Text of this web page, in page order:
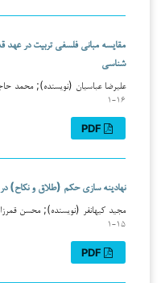
مقایسه مبانی فلسفی تربیت در
شناسی
علیرضا عباسیان (نویسنده); محمد
۱-۱۶
نهادینه سازی حکم (طلاق و نکاح) در
مجید کیهانفر (نویسنده); محسن
۱-۱۵